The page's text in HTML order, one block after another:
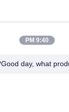
9:40 PM
Good day, what